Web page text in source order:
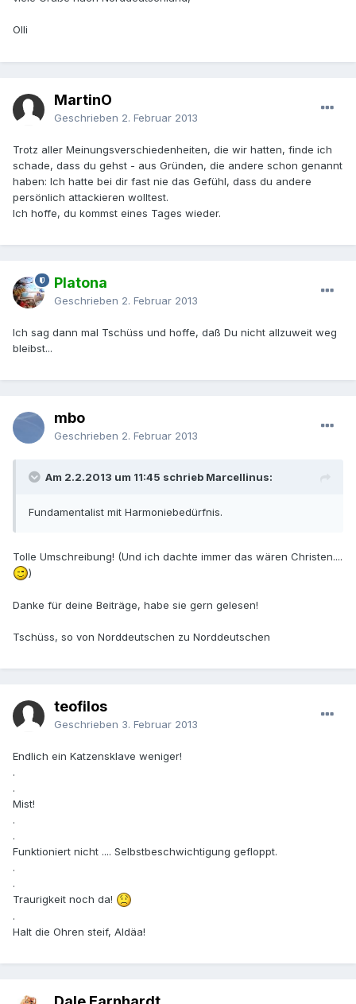
Olli
MartinO
Geschrieben 2. Februar 2013
Trotz aller Meinungsverschiedenheiten, die wir hatten, finde ich
schade, dass du gehst - aus Gründen, die andere schon genannt
haben: Ich hatte bei dir fast nie das Gefühl, dass du andere
persönlich attackieren wolltest.
Ich hoffe, du kommst eines Tages wieder.
Platona
Geschrieben 2. Februar 2013
Ich sag dann mal Tschüss und hoffe, daß Du nicht allzuweit weg
bleibst...
mbo
Geschrieben 2. Februar 2013
Am 2.2.2013 um 11:45 schrieb Marcellinus:
Fundamentalist mit Harmoniebedürfnis.
Tolle Umschreibung! (Und ich dachte immer das wären Christen....
)
Danke für deine Beiträge, habe sie gern gelesen!
Tschüss, so von Norddeutschen zu Norddeutschen
teofilos
Geschrieben 3. Februar 2013
Endlich ein Katzensklave weniger!
.
.
Mist!
.
.
Funktioniert nicht .... Selbstbeschwichtigung gefloppt.
.
.
Traurigkeit noch da!
.
Halt die Ohren steif, Aldäa!